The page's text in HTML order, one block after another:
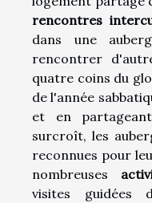
rencontres
dans une
rencontrer
quatre coins du
de l'année
et en
surcroît, les
reconnues pour
nombreuses
visites